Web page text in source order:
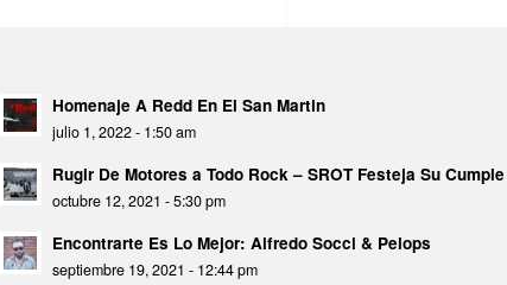
Homenaje A Redd En El San Martin
julio 1, 2022 - 1:50 am
Rugir De Motores a Todo Rock – SROT Festeja Su Cumple
octubre 12, 2021 - 5:30 pm
Encontrarte Es Lo Mejor: Alfredo Socci & Pelops
septiembre 19, 2021 - 12:44 pm